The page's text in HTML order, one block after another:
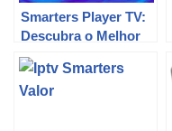
Smarters Player TV:
Descubra o Melhor
Player de Streaming
do Brasil